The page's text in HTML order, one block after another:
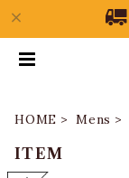
HOME Mens
ITEM